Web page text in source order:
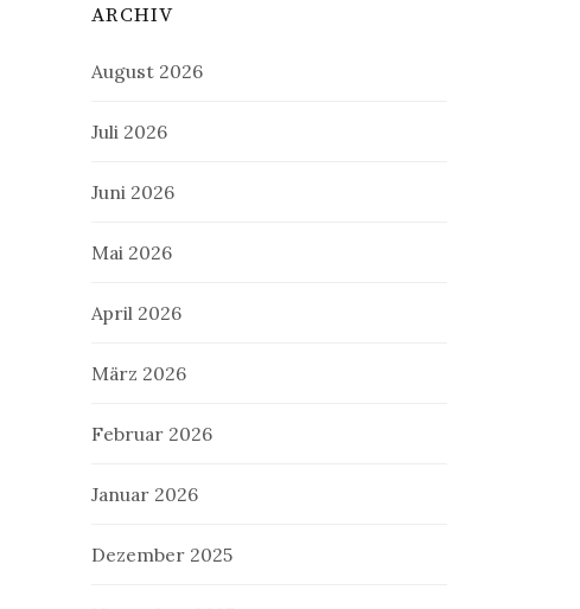
ARCHIV
August 2026
Juli 2026
Juni 2026
Mai 2026
April 2026
März 2026
Februar 2026
Januar 2026
Dezember 2025